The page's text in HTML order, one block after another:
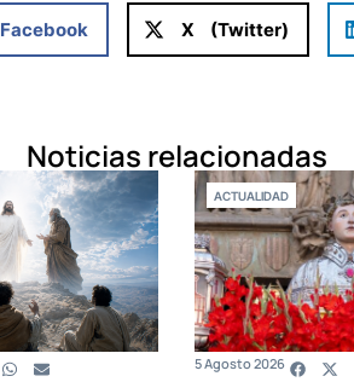
Facebook X (Twitter)
Noticias relacionadas
ACTUALIDAD
5 Agosto 2026